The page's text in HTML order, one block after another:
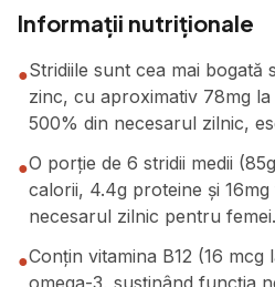
Informații nutriționale
●Stridiile sunt cea mai bogată
zinc, cu aproximativ 78mg
500% din necesarul zilnic,
●O porție de 6 stridii medii
calorii, 4.4g proteine și
necesarul zilnic pentru femei.
●Conțin vitamina B12 (16 mcg
omega-3, susținând funcția